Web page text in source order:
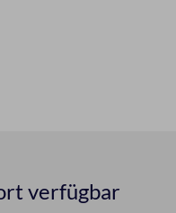
verfügbar